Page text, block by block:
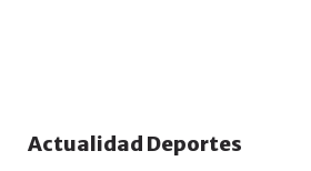
Actualidad Deportes
categoría y la próxima
jugará en Segunda